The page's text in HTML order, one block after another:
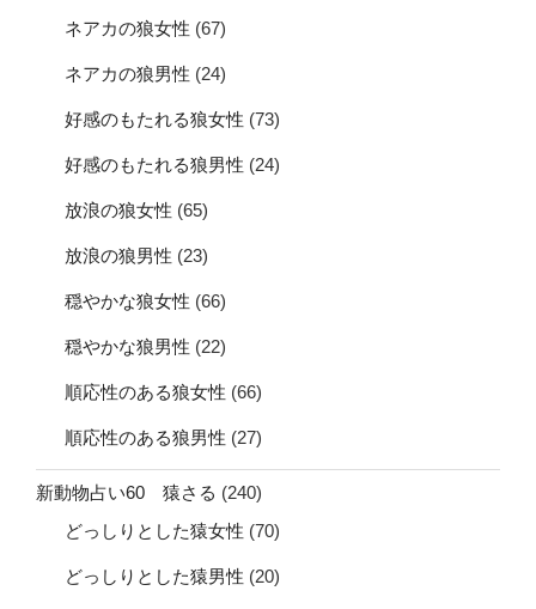
ネアカの狼女性 (67)
ネアカの狼男性 (24)
好感のもたれる狼女性 (73)
好感のもたれる狼男性 (24)
放浪の狼女性 (65)
放浪の狼男性 (23)
穏やかな狼女性 (66)
穏やかな狼男性 (22)
順応性のある狼女性 (66)
順応性のある狼男性 (27)
新動物占い60 猿さる (240)
どっしりとした猿女性 (70)
どっしりとした猿男性 (20)